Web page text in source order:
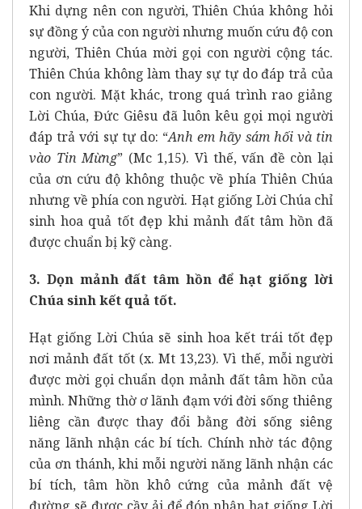
Khi dựng nên con người, Thiên Chúa không hỏi
sự đồng ý của con người nhưng muốn cứu độ con
người, Thiên Chúa mời gọi con người cộng tác.
Thiên Chúa không làm thay sự tự do đáp trả của
con người. Mặt khác, trong quá trình rao giảng
Lời Chúa, Đức Giêsu đã luôn kêu gọi mọi người
đáp trả với sự tự do: “Anh em hãy sám hối và tin
vào Tin Mừng” (Mc 1,15). Vì thế, vấn đề còn lại
của ơn cứu độ không thuộc về phía Thiên Chúa
nhưng về phía con người. Hạt giống Lời Chúa chỉ
sinh hoa quả tốt đẹp khi mảnh đất tâm hồn đã
được chuẩn bị kỹ càng.
3. Dọn mảnh đất tâm hồn để hạt giống lời
Chúa sinh kết quả tốt.
Hạt giống Lời Chúa sẽ sinh hoa kết trái tốt đẹp
nơi mảnh đất tốt (x. Mt 13,23). Vì thế, mỗi người
được mời gọi chuẩn dọn mảnh đất tâm hồn của
mình. Những thờ ơ lãnh đạm với đời sống thiêng
liêng cần được thay đổi bằng đời sống siêng
năng lãnh nhận các bí tích. Chính nhờ tác động
của ơn thánh, khi mỗi người năng lãnh nhận các
bí tích, tâm hồn khô cứng của mảnh đất vệ